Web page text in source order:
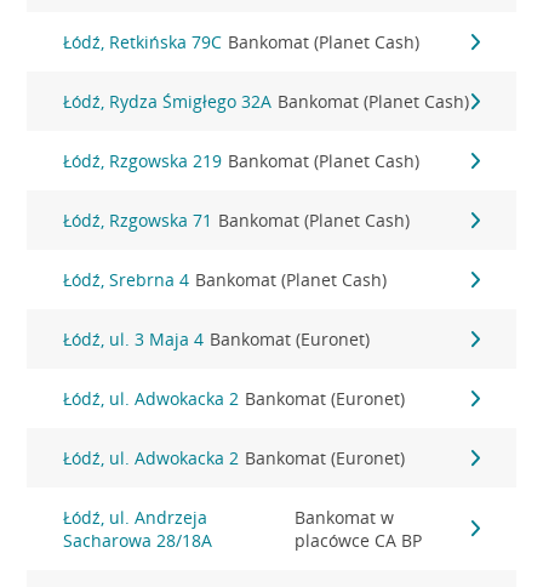
Łódź, Retkińska 79C Bankomat (Planet Cash)
Łódź, Rydza Śmigłego 32A Bankomat (Planet Cash)
Łódź, Rzgowska 219 Bankomat (Planet Cash)
Łódź, Rzgowska 71 Bankomat (Planet Cash)
Łódź, Srebrna 4 Bankomat (Planet Cash)
Łódź, ul. 3 Maja 4 Bankomat (Euronet)
Łódź, ul. Adwokacka 2 Bankomat (Euronet)
Łódź, ul. Adwokacka 2 Bankomat (Euronet)
Łódź, ul. Andrzeja
Sacharowa 28/18A
Bankomat w
placówce CA BP